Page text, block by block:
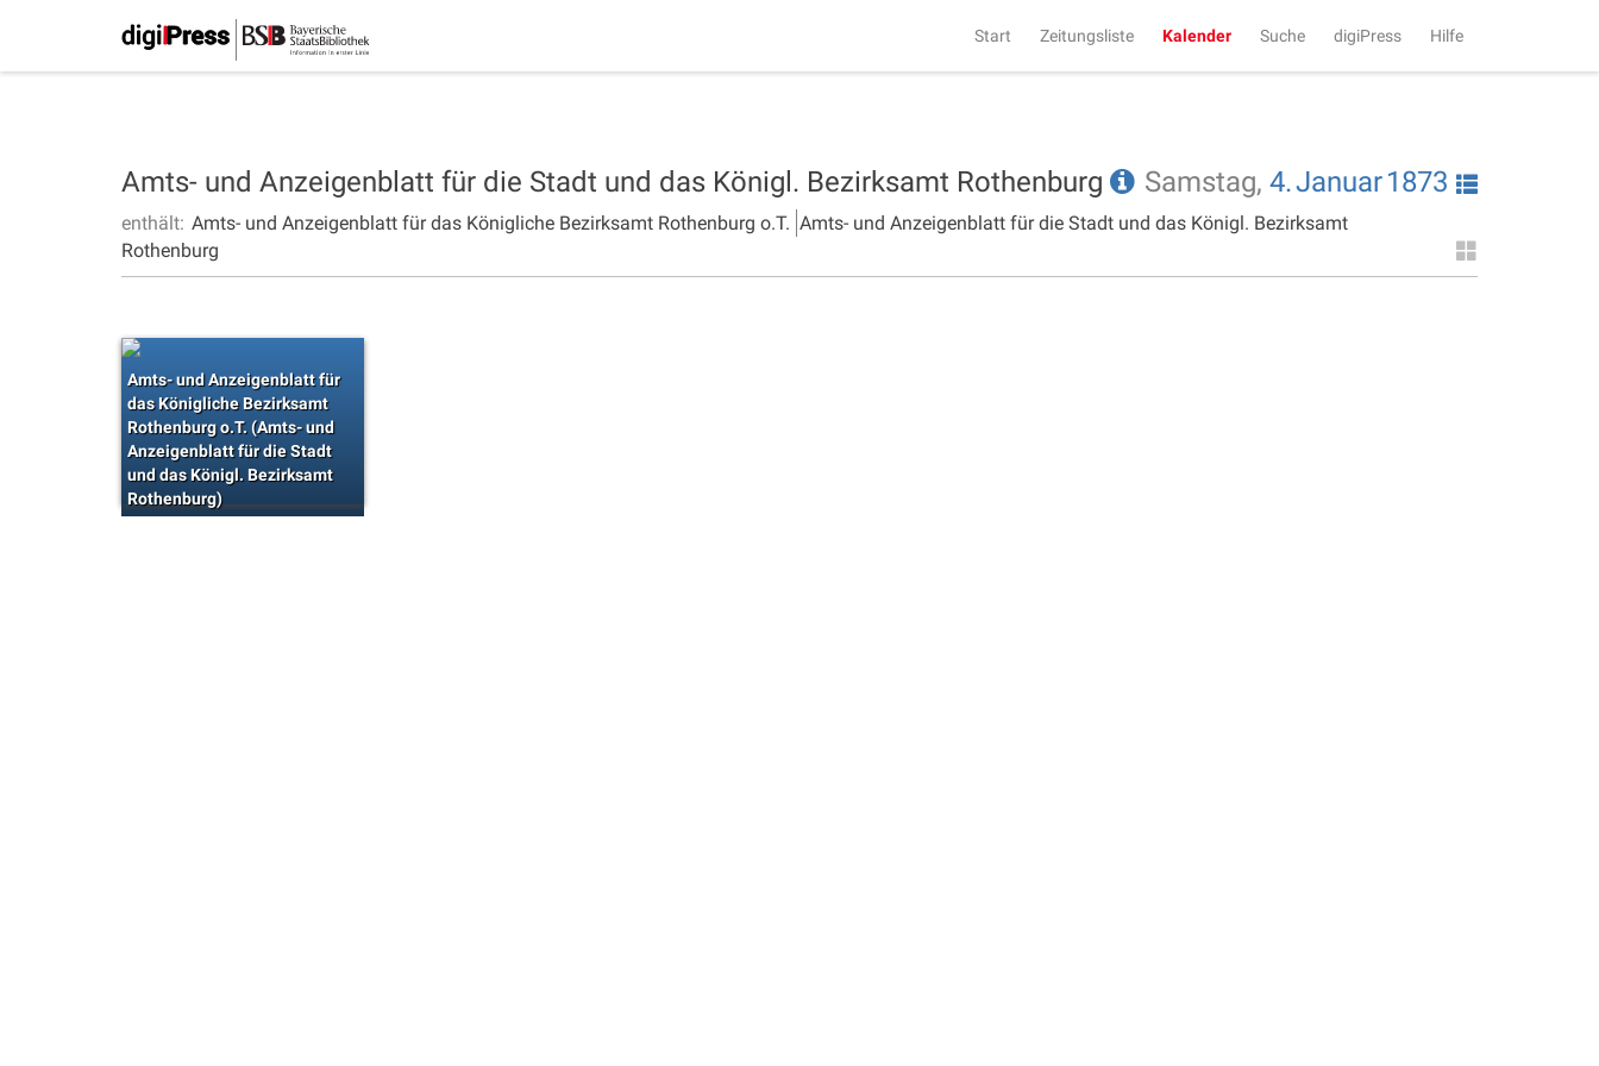
Start Zeitungsliste Kalender Suche digiPress Hilfe
Amts- und Anzeigenblatt für die Stadt und das Königl. Bezirksamt Rothenburg Samstag, 4.Januar1873
enthält: Amts- und Anzeigenblatt für das Königliche Bezirksamt Rothenburg o.T. Amts- und Anzeigenblatt für die Stadt und das Königl. Bezirksamt
Rothenburg
Amts- und Anzeigenblatt für
das Königliche Bezirksamt
Rothenburg o.T. (Amts- und
Anzeigenblatt für die Stadt
und das Königl. Bezirksamt
Rothenburg)